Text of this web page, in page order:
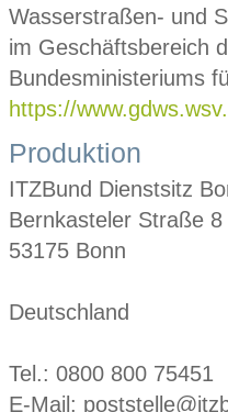
Wasserstraßen- und
im Geschäftsbereich
Bundesministeriums
https://
Produktion
ITZBund Dienstsitz
Bernkasteler Straße 8
53175 Bonn
Deutschland
Tel.: 0800 800 75451
E-Mail: